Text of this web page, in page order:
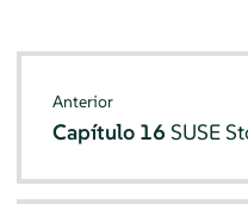
Anterior
Capítulo 16 SUSE